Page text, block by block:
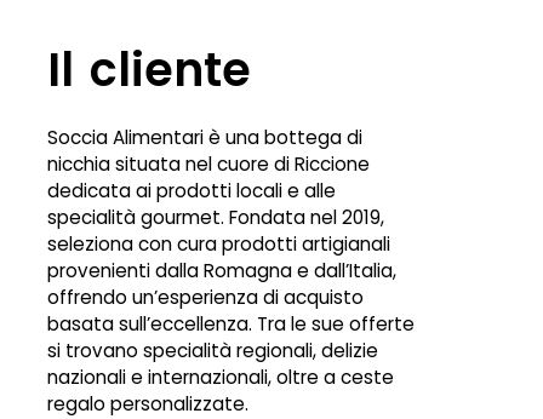
Il cliente
Soccia Alimentari è una bottega di
nicchia situata nel cuore di Riccione
dedicata ai prodotti locali e alle
specialità gourmet. Fondata nel 2019,
seleziona con cura prodotti artigianali
provenienti dalla Romagna e dall’Italia,
offrendo un’esperienza di acquisto
basata sull’eccellenza. Tra le sue offerte
si trovano specialità regionali, delizie
nazionali e internazionali, oltre a ceste
regalo personalizzate.